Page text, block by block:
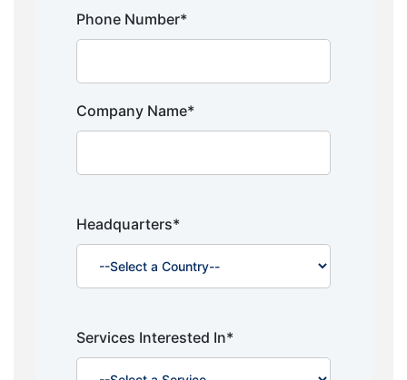
Phone Number*
Company Name*
Headquarters*
Services Interested In*